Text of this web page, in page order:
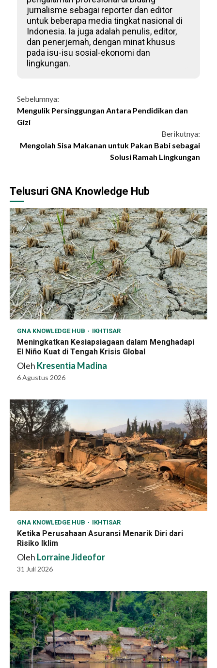
jurnalisme sebagai reporter dan editor
untuk beberapa media tingkat nasional di
Indonesia. Ia juga adalah penulis, editor,
dan penerjemah, dengan minat khusus
pada isu-isu sosial-ekonomi dan
lingkungan.
Continue
Reading
Sebelumnya:
Mengulik Persinggungan Antara Pendidikan dan
Gizi
Berikutnya:
Mengolah Sisa Makanan untuk Pakan Babi sebagai
Solusi Ramah Lingkungan
Telusuri GNA Knowledge Hub
GNA KNOWLEDGE HUB IKHTISAR
Meningkatkan Kesiapsiagaan dalam Menghadapi
El Niño Kuat di Tengah Krisis Global
Oleh Kresentia Madina
6 Agustus 2026
GNA KNOWLEDGE HUB IKHTISAR
Ketika Perusahaan Asuransi Menarik Diri dari
Risiko Iklim
Oleh Lorraine Jideofor
31 Juli 2026